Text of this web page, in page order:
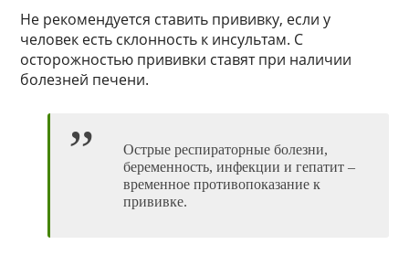
Не рекомендуется ставить прививку, если у
человек есть склонность к инсультам. С
осторожностью прививки ставят при наличии
болезней печени.
Острые респираторные болезни,
беременность, инфекции и гепатит –
временное противопоказание к
прививке.